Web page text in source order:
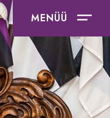
MENÜÜ